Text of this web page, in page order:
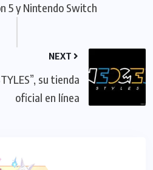
5 y Nintendo Switch
NEXT
su tienda
oficial en línea